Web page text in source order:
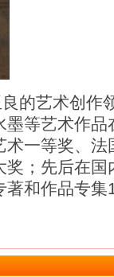
的艺术创作
墨等艺术作
术一等奖、
奖；先后在
著和作品专集